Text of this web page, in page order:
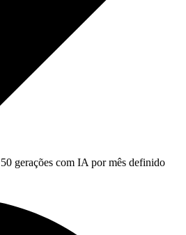
gerações com IA por mês definido